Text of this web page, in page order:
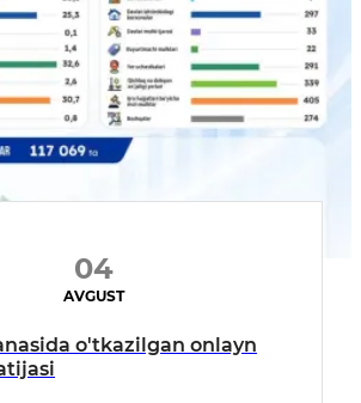
04
AVGUST
o'tkazilgan onlayn